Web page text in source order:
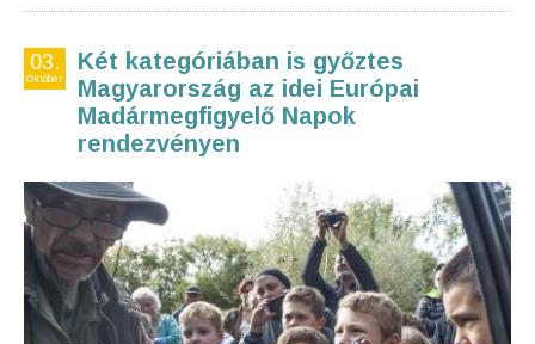
03.
Október
Két kategóriában is győztes
Magyarország az idei Európai
Madármegfigyelő Napok
rendezvényen